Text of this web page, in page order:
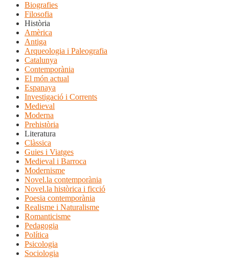
Biografies
Filosofia
Història
Amèrica
Antiga
Arqueologia i Paleografia
Catalunya
Contemporània
El món actual
Espanaya
Investigació i Corrents
Medieval
Moderna
Prehistòria
Literatura
Clàssica
Guies i Viatges
Medieval i Barroca
Modernisme
Novel.la contemporània
Novel.la històrica i ficció
Poesia contemporània
Realisme i Naturalisme
Romanticisme
Pedagogia
Política
Psicologia
Sociologia